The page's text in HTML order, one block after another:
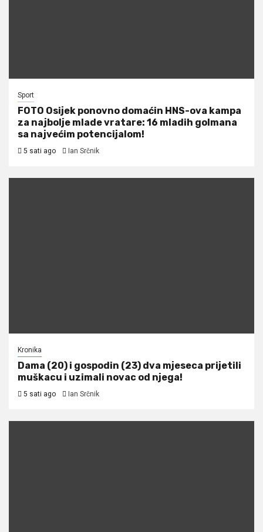
Sport
FOTO Osijek ponovno domaćin HNS-ova kampa
za najbolje mlade vratare: 16 mladih golmana
sa najvećim potencijalom!
5 sati ago Ian Srčnik
Kronika
Dama (20) i gospodin (23) dva mjeseca prijetili
muškacu i uzimali novac od njega!
5 sati ago Ian Srčnik